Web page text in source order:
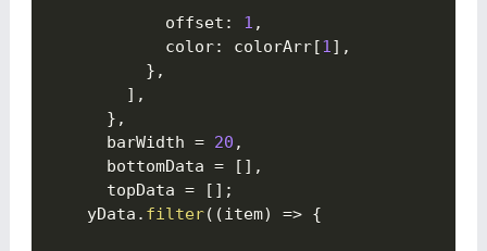
            offset
: 1 ,
            color
: colorArr[1] ,
} ,
] ,
} ,
      barWidth
= 20 ,
      bottomData
= [ ] ,
      topData
= [ ] ;
    yData
. filter( (item) => {